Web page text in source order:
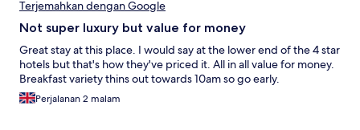
Terjemahkan dengan Google
Not super luxury but value for money
Great stay at this place. I would say at the lower end of the 4 star
hotels but that's how they've priced it. All in all value for money.
Breakfast variety thins out towards 10am so go early.
Perjalanan 2 malam